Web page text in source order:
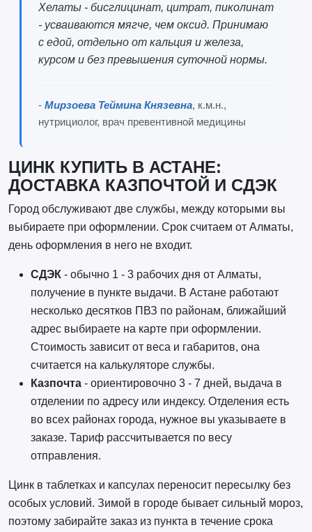
Хелаты - бисглицинат, цитрат, пиколинат
- усваиваются мягче, чем оксид. Принимаю
с едой, отдельно от кальция и железа,
курсом и без превышения суточной нормы.
- Мирзоева Теймина Князевна, к.м.н.,
нутрициолог, врач превентивной медицины
ЦИНК КУПИТЬ В АСТАНЕ:
ДОСТАВКА КАЗПОЧТОЙ И СДЭК
Город обслуживают две службы, между которыми вы
выбираете при оформлении. Срок считаем от Алматы,
день оформления в него не входит.
СДЭК- обычно 1 - 3 рабочих дня от Алматы,
получение в пункте выдачи. В Астане работают
несколько десятков ПВЗ по районам, ближайший
адрес выбираете на карте при оформлении.
Стоимость зависит от веса и габаритов, она
считается на калькуляторе службы.
Казпочта- ориентировочно 3 - 7 дней, выдача в
отделении по адресу или индексу. Отделения есть
во всех районах города, нужное вы указываете в
заказе. Тариф рассчитывается по весу
отправления.
Цинк в таблетках и капсулах переносит пересылку без
особых условий. Зимой в городе бывает сильный мороз,
поэтому забирайте заказ из пункта в течение срока